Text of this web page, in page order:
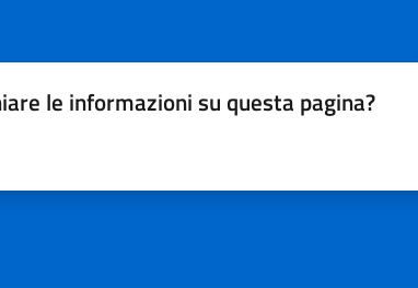
le informazioni su questa pagina?